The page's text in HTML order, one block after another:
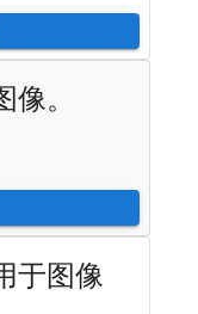
。
于图像